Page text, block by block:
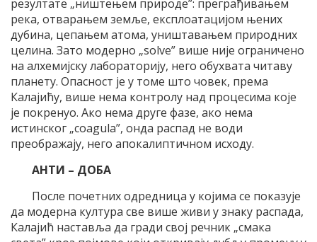
резултате „ништењем природе”: преграђивањем
река, отварањем земље, експлоатацијом њених
дубина, цепањем атома, уништавањем природних
целина. Зато модерно „solve” више није ограничено
на алхемијску лабораторију, него обухвата читаву
планету. Опасност је у томе што човек, према
Калајићу, више нема контролу над процесима које
је покренуо. Ако нема друге фазе, ако нема
истинског „coagula”, онда распад не води
преображају, него апокалиптичном исходу.
АНТИ – ДОБА
После почетних одредница у којима се показује
да модерна култура све више живи у знаку распада,
Калајић наставља да гради свој речник „смака